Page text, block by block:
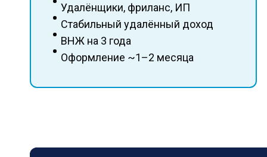
Удалёнщики, фриланс, ИП
Стабильный удалённый доход
ВНЖ на 3 года
Оформление ~1–2 месяца